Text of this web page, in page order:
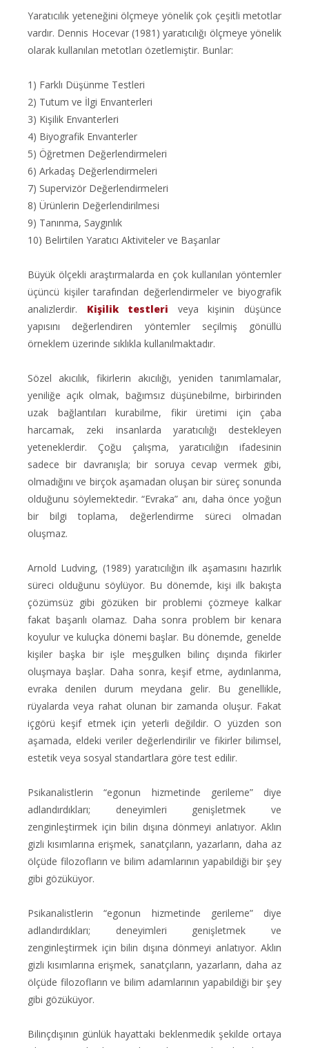
Yaratıcılık yeteneğini ölçmeye yönelik çok çeşitli metotlar
vardır. Dennis Hocevar (1981) yaratıcılığı ölçmeye yönelik
olarak kullanılan metotları özetlemiştir. Bunlar:
1) Farklı Düşünme Testleri
2) Tutum ve İlgi Envanterleri
3) Kişilik Envanterleri
4) Biyografik Envanterler
5) Öğretmen Değerlendirmeleri
6) Arkadaş Değerlendirmeleri
7) Supervizör Değerlendirmeleri
8) Ürünlerin Değerlendirilmesi
9) Tanınma, Saygınlık
10) Belirtilen Yaratıcı Aktiviteler ve Başarılar
Büyük ölçekli araştırmalarda en çok kullanılan yöntemler
üçüncü kişiler tarafından değerlendirmeler ve biyografik
analizlerdir. Kişilik testleri veya kişinin düşünce
yapısını değerlendiren yöntemler seçilmiş gönüllü
örneklem üzerinde sıklıkla kullanılmaktadır.
Sözel akıcılık, fikirlerin akıcılığı, yeniden tanımlamalar,
yeniliğe açık olmak, bağımsız düşünebilme, birbirinden
uzak bağlantıları kurabilme, fikir üretimi için çaba
harcamak, zeki insanlarda yaratıcılığı destekleyen
yeteneklerdir. Çoğu çalışma, yaratıcılığın ifadesinin
sadece bir davranışla; bir soruya cevap vermek gibi,
olmadığını ve birçok aşamadan oluşan bir süreç sonunda
olduğunu söylemektedir. “Evraka” anı, daha önce yoğun
bir bilgi toplama, değerlendirme süreci olmadan
oluşmaz.
Arnold Ludving, (1989) yaratıcılığın ilk aşamasını hazırlık
süreci olduğunu söylüyor. Bu dönemde, kişi ilk bakışta
çözümsüz gibi gözüken bir problemi çözmeye kalkar
fakat başarılı olamaz. Daha sonra problem bir kenara
koyulur ve kuluçka dönemi başlar. Bu dönemde, genelde
kişiler başka bir işle meşgulken bilinç dışında fikirler
oluşmaya başlar. Daha sonra, keşif etme, aydınlanma,
evraka denilen durum meydana gelir. Bu genellikle,
rüyalarda veya rahat olunan bir zamanda oluşur. Fakat
içgörü keşif etmek için yeterli değildir. O yüzden son
aşamada, eldeki veriler değerlendirilir ve fikirler bilimsel,
estetik veya sosyal standartlara göre test edilir.
Psikanalistlerin “egonun hizmetinde gerileme” diye
adlandırdıkları; deneyimleri genişletmek ve
zenginleştirmek için bilin dışına dönmeyi anlatıyor. Aklın
gizli kısımlarına erişmek, sanatçıların, yazarların, daha az
ölçüde filozofların ve bilim adamlarının yapabildiği bir şey
gibi gözüküyor.
Psikanalistlerin “egonun hizmetinde gerileme” diye
adlandırdıkları; deneyimleri genişletmek ve
zenginleştirmek için bilin dışına dönmeyi anlatıyor. Aklın
gizli kısımlarına erişmek, sanatçıların, yazarların, daha az
ölçüde filozofların ve bilim adamlarının yapabildiği bir şey
gibi gözüküyor.
Bilinçdışının günlük hayattaki beklenmedik şekilde ortaya